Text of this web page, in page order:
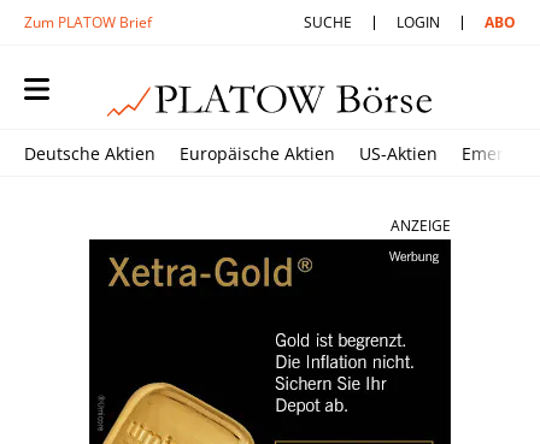
Zum PLATOW Brief SUCHE LOGIN ABO
Deutsche Aktien Europäische Aktien US-Aktien
ANZEIGE